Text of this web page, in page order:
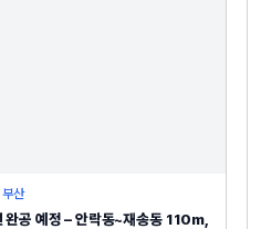
부산
공 예정 – 안락동~재송동 110m,